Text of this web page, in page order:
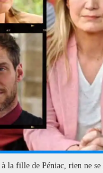
la fille de Péniac, rien ne se